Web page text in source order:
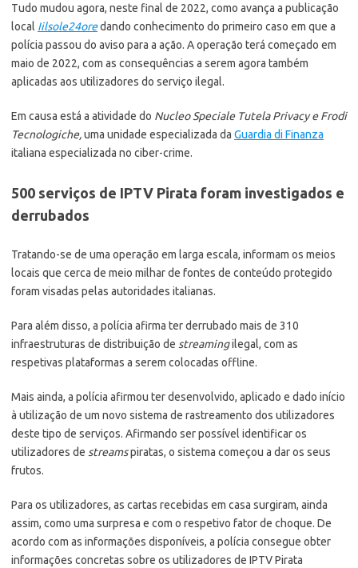
Tudo mudou agora, neste final de 2022, como avança a publicação
local Iilsole24oredando conhecimento do primeiro caso em que a
polícia passou do aviso para a ação. A operação terá começado em
maio de 2022, com as consequências a serem agora também
aplicadas aos utilizadores do serviço ilegal.
Em causa está a atividade do Nucleo Speciale Tutela Privacy e Frodi
Tecnologiche,uma unidade especializada da Guardia di Finanza
italiana especializada no ciber-crime.
500 serviços de IPTV Pirata foram investigados e
derrubados
Tratando-se de uma operação em larga escala, informam os meios
locais que cerca de meio milhar de fontes de conteúdo protegido
foram visadas pelas autoridades italianas.
Para além disso, a polícia afirma ter derrubado mais de 310
infraestruturas de distribuição de streamingilegal, com as
respetivas plataformas a serem colocadas offline.
Mais ainda, a polícia afirmou ter desenvolvido, aplicado e dado início
à utilização de um novo sistema de rastreamento dos utilizadores
deste tipo de serviços. Afirmando ser possível identificar os
utilizadores de streamspiratas, o sistema começou a dar os seus
frutos.
Para os utilizadores, as cartas recebidas em casa surgiram, ainda
assim, como uma surpresa e com o respetivo fator de choque. De
acordo com as informações disponíveis, a polícia consegue obter
informações concretas sobre os utilizadores de IPTV Pirata